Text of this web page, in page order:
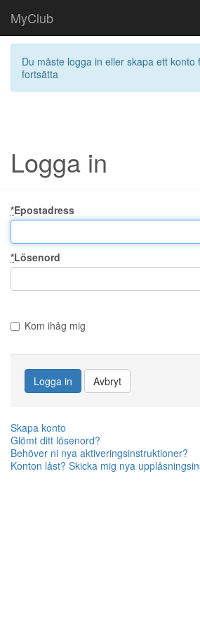
MyClub
Du måste logga in eller skapa ett konto
fortsätta
Logga in
*Epostadress
*Lösenord
Kom ihåg mig
Logga in Avbryt
Skapa konto
Glömt ditt lösenord?
Behöver ni nya aktiveringsinstruktioner?
Konton låst? Skicka mig nya